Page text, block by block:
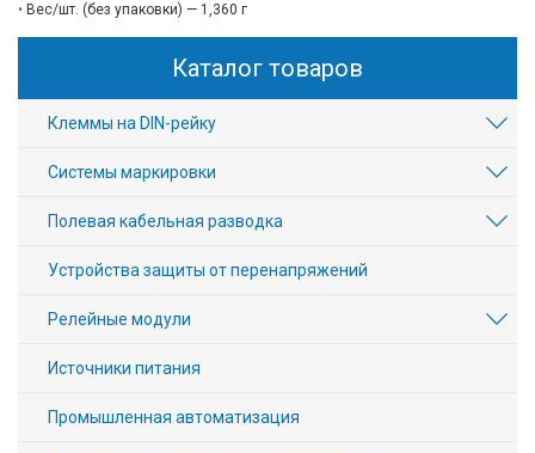
Вес/шт. (без упаковки) — 1,360 г
Каталог товаров
Клеммы на DIN-рейку
Системы маркировки
Полевая кабельная разводка
Устройства защиты от перенапряжений
Релейные модули
Источники питания
Промышленная автоматизация